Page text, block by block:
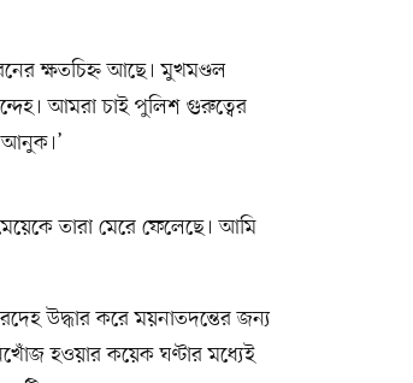
ক্ষতচিহ্ন আছে। মুখমণ্ডল
আমরা চাই পুলিশ গুরুত্বের
আনুক।’
তারা মেরে ফেলেছে। আমি
উদ্ধার করে ময়নাতদন্তের জন্য
হওয়ার কয়েক ঘণ্টার মধ্যেই